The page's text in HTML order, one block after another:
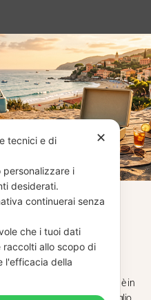
i vinili usati
✕
tecnici e di
i
desiderati.
continuerai senza
che i tuoi dati
raccolti allo scopo di
l'efficacia della
31 agosto venditaviniliusati.it è in
Gli ordini ricevuti entro il 29 luglio